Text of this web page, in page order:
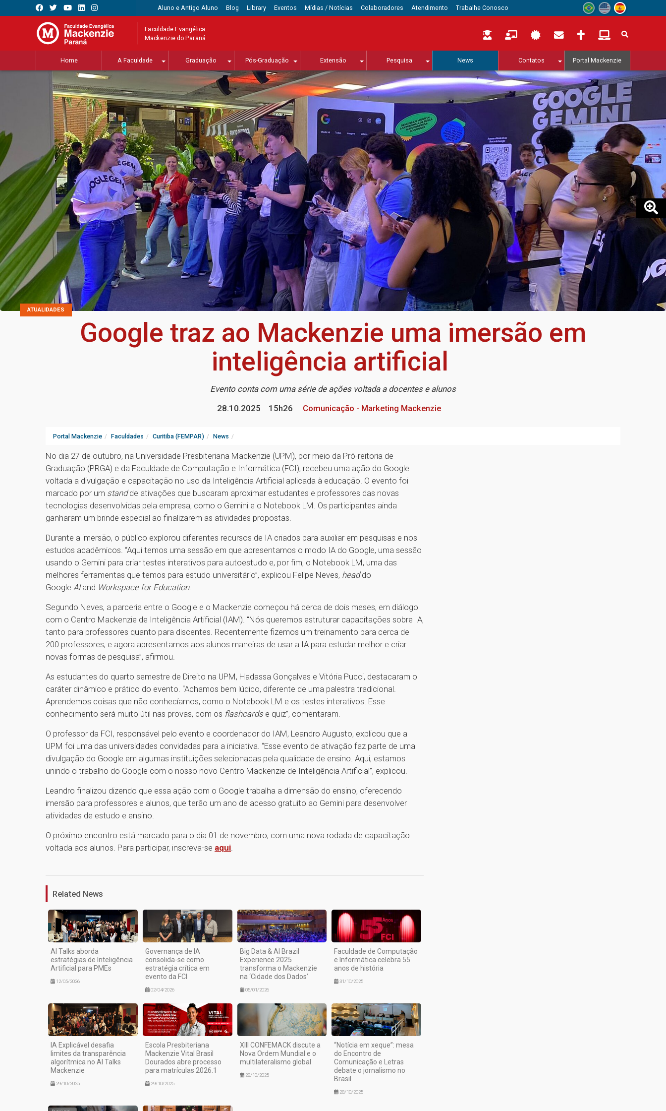
Aluno e Antigo Aluno Blog Library Eventos Mídias / Notícias Colaboradores Atendimento Trabalhe Conosco
Faculdade Evangélica
Mackenzie do Paraná
Home A Faculdade Graduação Pós-Graduação Extensão Pesquisa News Contatos Portal Mackenzie
ATUALIDADES
Google traz ao Mackenzie uma imersão em
inteligência artificial
Evento conta com uma série de ações voltada a docentes e alunos
28.10.2025
15h26 Comunicação - Marketing Mackenzie
Portal Mackenzie Faculdades Curitiba (FEMPAR) News
No dia 27 de outubro, na Universidade Presbiteriana Mackenzie (UPM), por meio da Pró-reitoria de
Graduação (PRGA) e da Faculdade de Computação e Informática (FCI), recebeu uma ação do Google
voltada a divulgação e capacitação no uso da Inteligência Artificial aplicada à educação. O evento foi
marcado por um standde ativações que buscaram aproximar estudantes e professores das novas
tecnologias desenvolvidas pela empresa, como o Gemini e o Notebook LM. Os participantes ainda
ganharam um brinde especial ao finalizarem as atividades propostas.
Durante a imersão, o público explorou diferentes recursos de IA criados para auxiliar em pesquisas e nos
estudos acadêmicos. “Aqui temos uma sessão em que apresentamos o modo IA do Google, uma sessão
usando o Gemini para criar testes interativos para autoestudo e, por fim, o Notebook LM, uma das
melhores ferramentas que temos para estudo universitário”, explicou Felipe Neves, headdo
Google AIand Workspace for Education.
Segundo Neves, a parceria entre o Google e o Mackenzie começou há cerca de dois meses, em diálogo
com o Centro Mackenzie de Inteligência Artificial (IAM). “Nós queremos estruturar capacitações sobre IA,
tanto para professores quanto para discentes. Recentemente fizemos um treinamento para cerca de
200 professores, e agora apresentamos aos alunos maneiras de usar a IA para estudar melhor e criar
novas formas de pesquisa”, afirmou.
As estudantes do quarto semestre de Direito na UPM, Hadassa Gonçalves e Vitória Pucci, destacaram o
caráter dinâmico e prático do evento. “Achamos bem lúdico, diferente de uma palestra tradicional.
Aprendemos coisas que não conhecíamos, como o Notebook LM e os testes interativos. Esse
conhecimento será muito útil nas provas, com os flashcards e quiz”, comentaram.
O professor da FCI, responsável pelo evento e coordenador do IAM, Leandro Augusto, explicou que a
UPM foi uma das universidades convidadas para a iniciativa. “Esse evento de ativação faz parte de uma
divulgação do Google em algumas instituições selecionadas pela qualidade de ensino. Aqui, estamos
unindo o trabalho do Google com o nosso novo Centro Mackenzie de Inteligência Artificial”, explicou.
Leandro finalizou dizendo que essa ação com o Google trabalha a dimensão do ensino, oferecendo
imersão para professores e alunos, que terão um ano de acesso gratuito ao Gemini para desenvolver
atividades de estudo e ensino.
O próximo encontro está marcado para o dia 01 de novembro, com uma nova rodada de capacitação
voltada aos alunos. Para participar, inscreva-se aqui.
Related News
AI Talks aborda
estratégias de Inteligência
Artificial para PMEs
12/05/2026
Governança de IA
consolida-se como
estratégia crítica em
evento da FCI
02/04/2026
Big Data & AI Brazil
Experience 2025
transforma o Mackenzie
na ‘Cidade dos Dados’
05/01/2026
Faculdade de Computação
e Informática celebra 55
anos de história
31/10/2025
IA Explicável desafia
limites da transparência
algorítmica no AI Talks
Mackenzie
29/10/2025
Escola Presbiteriana
Mackenzie Vital Brasil
Dourados abre processo
para matrículas 2026.1
29/10/2025
XIII CONFEMACK discute a
Nova Ordem Mundial e o
multilateralismo global
28/10/2025
“Notícia em xeque”: mesa
do Encontro de
Comunicação e Letras
debate o jornalismo no
Brasil
28/10/2025